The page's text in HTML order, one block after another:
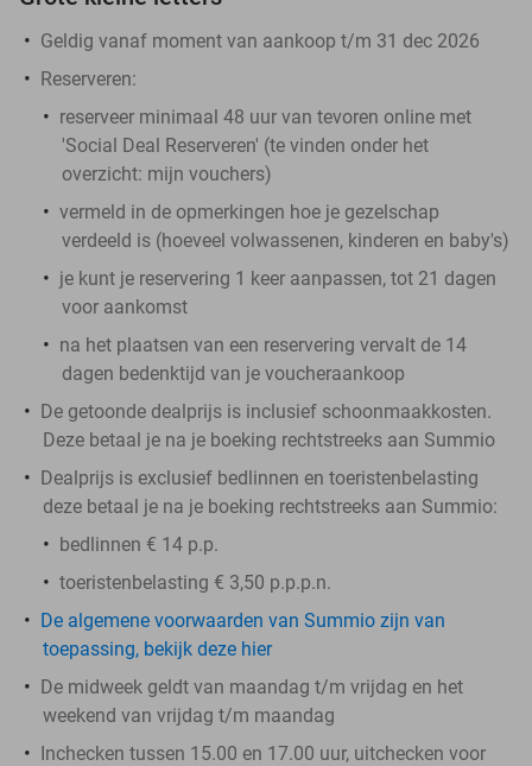
Geldig vanaf moment van aankoop t/m 31 dec 2026
Reserveren:
reserveer minimaal 48 uur van tevoren online met
'Social Deal Reserveren' (te vinden onder het
overzicht: mijn vouchers)
vermeld in de opmerkingen hoe je gezelschap
verdeeld is (hoeveel volwassenen, kinderen en baby's)
je kunt je reservering 1 keer aanpassen, tot 21 dagen
voor aankomst
na het plaatsen van een reservering vervalt de 14
dagen bedenktijd van je voucheraankoop
De getoonde dealprijs is inclusief schoonmaakkosten.
Deze betaal je na je boeking rechtstreeks aan Summio
Dealprijs is exclusief bedlinnen en toeristenbelasting
deze betaal je na je boeking rechtstreeks aan Summio:
bedlinnen € 14 p.p.
toeristenbelasting € 3,50 p.p.p.n.
De algemene voorwaarden van Summio zijn van
toepassing, bekijk deze hier
De midweek geldt van maandag t/m vrijdag en het
weekend van vrijdag t/m maandag
Inchecken tussen 15.00 en 17.00 uur, uitchecken voor